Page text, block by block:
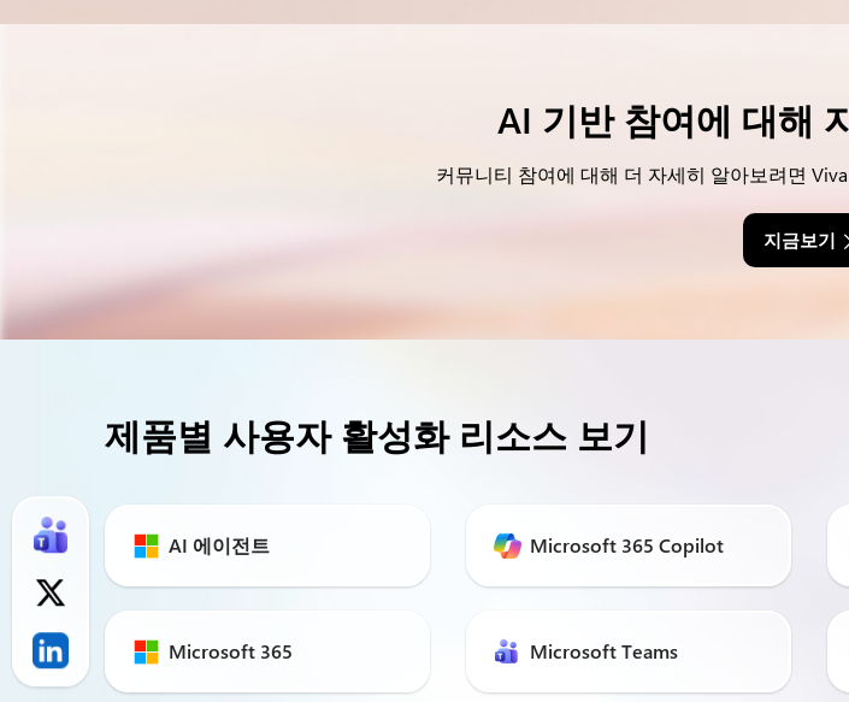
AI 기반 참여에 대해
커뮤니티 참여에 대해 더 자세히 알아보려면
지금보기
제품별 사용자 활성화 리소스 보기
AI 에이전트 Microsoft 365 Copilot
Microsoft 365 Microsoft Teams